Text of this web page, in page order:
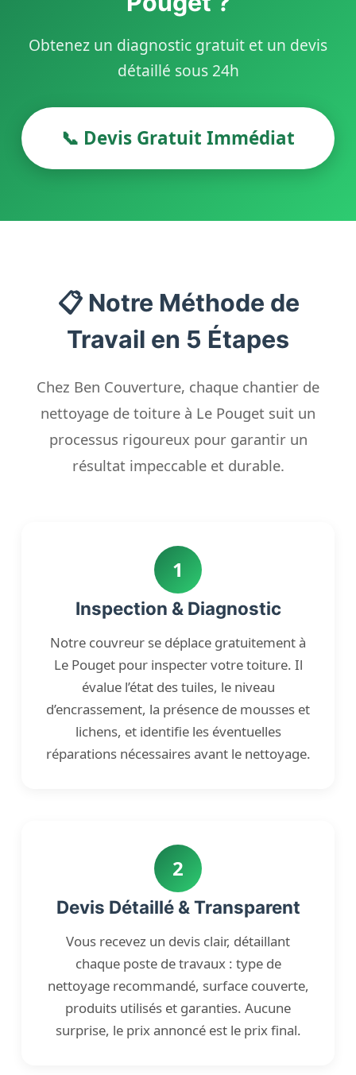
Obtenez un diagnostic gratuit et un devis
détaillé sous 24h
📞 Devis Gratuit Immédiat
📋 Notre Méthode de
Travail en 5 Étapes
Chez Ben Couverture, chaque chantier de
nettoyage de toiture à Le Pouget suit un
processus rigoureux pour garantir un
résultat impeccable et durable.
1
Inspection & Diagnostic
Notre couvreur se déplace gratuitement à
Le Pouget pour inspecter votre toiture. Il
évalue l’état des tuiles, le niveau
d’encrassement, la présence de mousses et
lichens, et identifie les éventuelles
réparations nécessaires avant le nettoyage.
2
Devis Détaillé & Transparent
Vous recevez un devis clair, détaillant
chaque poste de travaux : type de
nettoyage recommandé, surface couverte,
produits utilisés et garanties. Aucune
surprise, le prix annoncé est le prix final.